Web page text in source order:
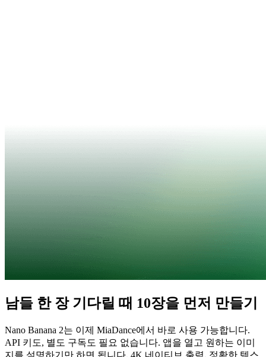
남들 한 장 기다릴 때 10장을 먼저 만들기
Nano Banana 2는 이제 MiaDance에서 바로 사용 가능합니다.
API 키도, 별도 구독도 필요 없습니다. 앱을 열고 원하는 이미